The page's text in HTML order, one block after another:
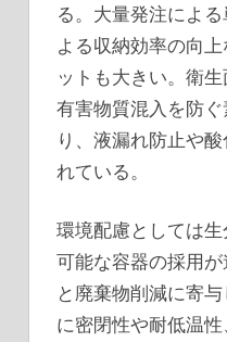
る。大量発注によ
よる収納効率の向
ットも大きい。衛
有害物質混入を防
り、液漏れ防止や
れている。
環境配慮としては
可能な容器の採用
と廃棄物削減に寄
に密閉性や耐低温